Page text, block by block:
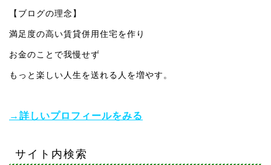
【ブログの理念】
満足度の高い賃貸併用住宅を作り
お金のことで我慢せず
もっと楽しい人生を送れる人を増やす。
→詳しいプロフィールをみる
サイト内検索